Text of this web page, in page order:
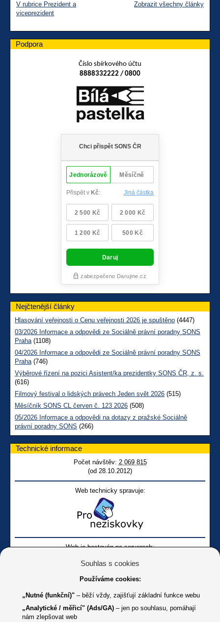
V rubrice Prezident a
viceprezident
Zobrazit všechny články
Podpora
Číslo sbírkového účtu
8888332222 / 0800
Nejčtenější články
Hlasování veřejnosti o Cenu veřejnosti 2026 je spuštěno (4447)
03/2026 Informace a odpovědi ze Sociálně právní poradny SONS
Praha(1108)
04/2026 Informace a odpovědi ze Sociálně právní poradny SONS
Praha(746)
Výběrové řízení na pozici Asistent/ka prezidentky SONS ČR, z. s.
(616)
Filmový festival o lidských právech Jeden svět 2026 (515)
Měsíčník SONS CL červen č. 123 2026 (508)
05/2026 Informace a odpovědi na dotazy z pražské Sociálně
právní poradny SONS (266)
Technické informace
Počet návštěv: 2 069 815
(od 28.10.2012)
Web technicky spravuje:
Web je hostován na serverech:
Souhlas s cookies
Používáme cookies:
„Nutné (funkční)" – běží vždy, zajišťují základní funkce webu
„Analytické / měřicí" (Ads/GA) – jen po souhlasu, pomáhají
nám zlepšovat web